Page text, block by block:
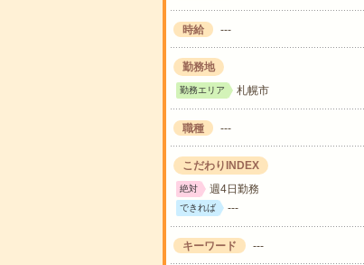
時給 ---
勤務地
勤務エリア 札幌市
職種 ---
こだわりINDEX
絶対 週4日勤務
できれば ---
キーワード ---